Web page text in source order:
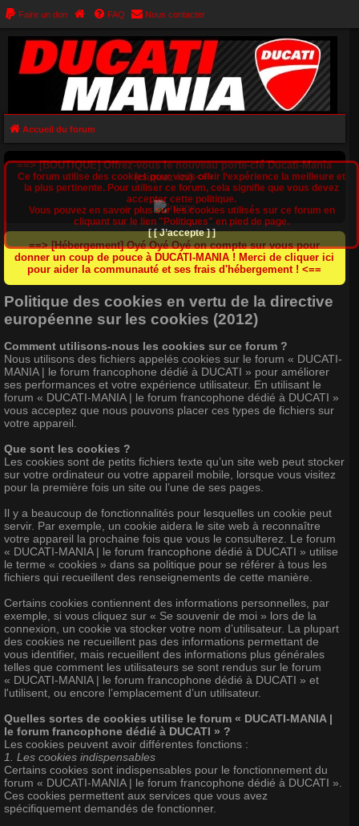
Faire un don FAQ Nous contacter
Accueil du forum
==> [BOUTIQUE] Offrez-vous le nouveau porte-clé Ducati-Mania
(cliquez ici) <==
==> [Hébergement] Oyé Oyé Oyé on compte sur vous pour
donner un coup de pouce à DUCATI-MANIA ! Merci de cliquer ici
pour aider la communauté et ses frais d'hébergement ! <==
Politique des cookies en vertu de la directive
européenne sur les cookies (2012)
Comment utilisons-nous les cookies sur ce forum ?
Nous utilisons des fichiers appelés cookies sur le forum « DUCATI-
MANIA | le forum francophone dédié à DUCATI » pour améliorer
ses performances et votre expérience utilisateur. En utilisant le
forum « DUCATI-MANIA | le forum francophone dédié à DUCATI »
vous acceptez que nous pouvons placer ces types de fichiers sur
votre appareil.
Que sont les cookies ?
Les cookies sont de petits fichiers texte qu’un site web peut stocker
sur votre ordinateur ou votre appareil mobile, lorsque vous visitez
pour la première fois un site ou l’une de ses pages.
Il y a beaucoup de fonctionnalités pour lesquelles un cookie peut
servir. Par exemple, un cookie aidera le site web à reconnaître
votre appareil la prochaine fois que vous le consulterez. Le forum
« DUCATI-MANIA | le forum francophone dédié à DUCATI » utilise
le terme « cookies » dans sa politique pour se référer à tous les
fichiers qui recueillent des renseignements de cette manière.
Certains cookies contiennent des informations personnelles, par
exemple, si vous cliquez sur « Se souvenir de moi » lors de la
connexion, un cookie va stocker votre nom d’utilisateur. La plupart
des cookies ne recueillent pas des informations permettant de
vous identifier, mais recueillent des informations plus générales
telles que comment les utilisateurs se sont rendus sur le forum
« DUCATI-MANIA | le forum francophone dédié à DUCATI » et
l'utilisent, ou encore l’emplacement d’un utilisateur.
Quelles sortes de cookies utilise le forum « DUCATI-MANIA |
le forum francophone dédié à DUCATI » ?
Les cookies peuvent avoir différentes fonctions :
1. Les cookies indispensables
Certains cookies sont indispensables pour le fonctionnement du
forum « DUCATI-MANIA | le forum francophone dédié à DUCATI ».
Ces cookies permettent aux services que vous avez
spécifiquement demandés de fonctionner.
Ce forum utilise des cookies pour vous offrir l‘expérience la meilleure et
la plus pertinente. Pour utiliser ce forum, cela signifie que vous devez
accepter cette politique.
Vous pouvez en savoir plus sur les cookies utilisés sur ce forum en
cliquant sur le lien "Politiques" en pied de page.
[ [ J’accepte ] ]